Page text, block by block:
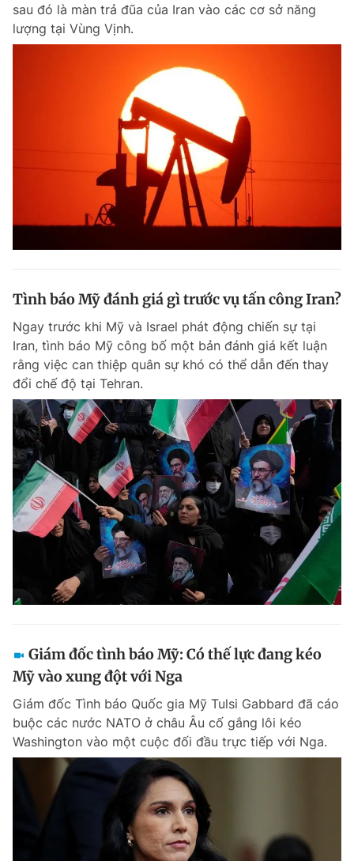
sau đó là màn trả đũa của Iran vào các cơ sở năng
lượng tại Vùng Vịnh.
Tình báo Mỹ đánh giá gì trước vụ tấn công Iran?
Ngay trước khi Mỹ và Israel phát động chiến sự tại
Iran, tình báo Mỹ công bố một bản đánh giá kết luận
rằng việc can thiệp quân sự khó có thể dẫn đến thay
đổi chế độ tại Tehran.
Giám đốc tình báo Mỹ: Có thế lực đang kéo
Mỹ vào xung đột với Nga
Giám đốc Tình báo Quốc gia Mỹ Tulsi Gabbard đã cáo
buộc các nước NATO ở châu Âu cố gắng lôi kéo
Washington vào một cuộc đối đầu trực tiếp với Nga.